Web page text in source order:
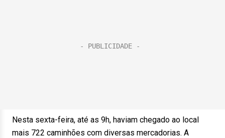
Nesta sexta-feira, até as 9h, haviam chegado ao local
mais 722 caminhões com diversas mercadorias. A